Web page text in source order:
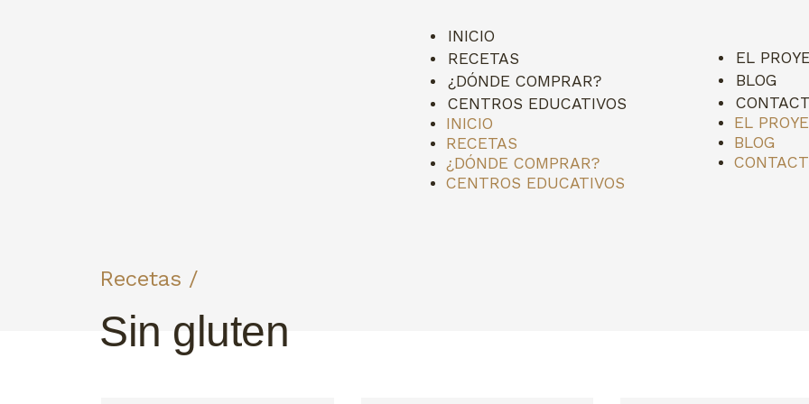
INICIO
RECETAS
¿DÓNDE COMPRAR?
CENTROS EDUCATIVOS
INICIO
RECETAS
¿DÓNDE COMPRAR?
CENTROS EDUCATIVOS
EL
BLOG
EL
BLOG
Recetas /
Sin gluten